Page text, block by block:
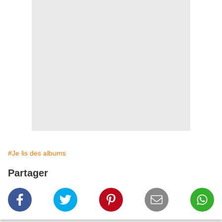
#Je lis des albums
Partager